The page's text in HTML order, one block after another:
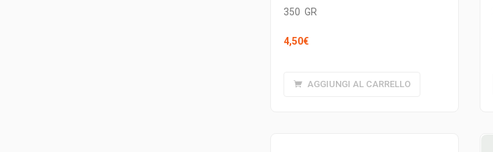
350 GR
4,50€
AGGIUNGI AL CARRELLO